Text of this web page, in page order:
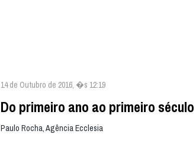
14 de Outubro de 2016, �s 12:19
Do primeiro ano ao primeiro século
Paulo Rocha, Agência Ecclesia